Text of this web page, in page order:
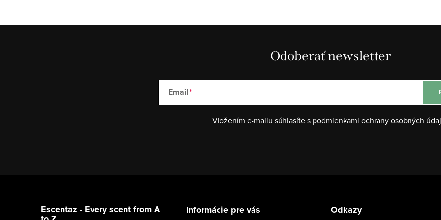
Odoberať newsletter
Email
Vložením e-mailu súhlasíte s podmienkami ochrany osobných
Escentaz - Every scent from A Informácie pre vás Odkazy